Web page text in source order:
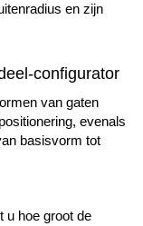
en zijn
configurator
van gaten
evenals
basisvorm tot
u hoe groot de